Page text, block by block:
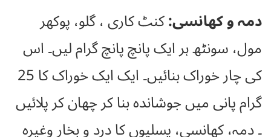
دمہ و کھانسی:کنٹ کاری ، گلو، پوکھر
مول، سونٹھ ہر ایک پانچ پانچ گرام لیں۔ اس
کی چار خوراک بنائیں۔ ایک ایک خوراک کا 25
گرام پانی میں جوشاندہ بنا کر چھان کر پلائیں
۔ دمہ، کھانسی، پسلیوں کا درد و بخار وغیرہ